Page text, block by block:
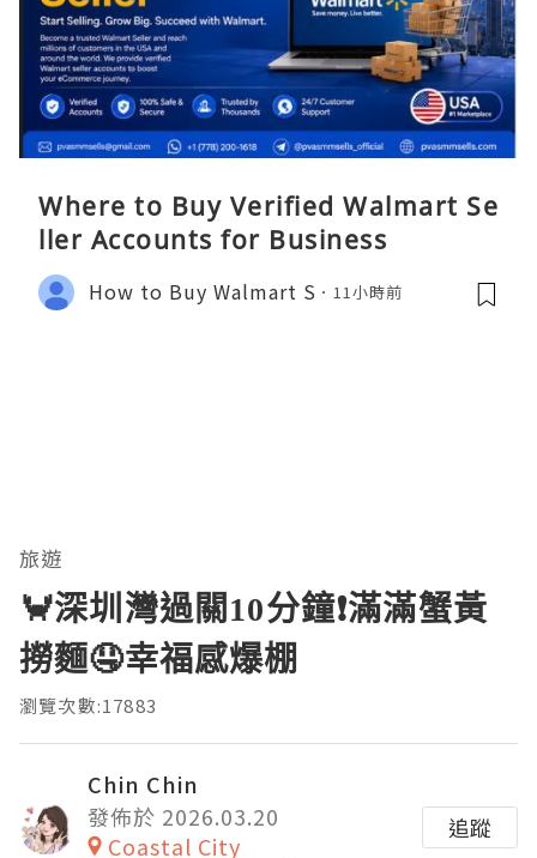
Where to Buy Verified Walmart Se
ller Accounts for Business
How to Buy Walmart S 11小時前
旅遊
🦀深圳灣過關10分鐘❗滿滿蟹黃
撈麵🤤幸福感爆棚
瀏覽次數:17883
Chin Chin
發佈於 2026.03.20
Coastal City
追蹤